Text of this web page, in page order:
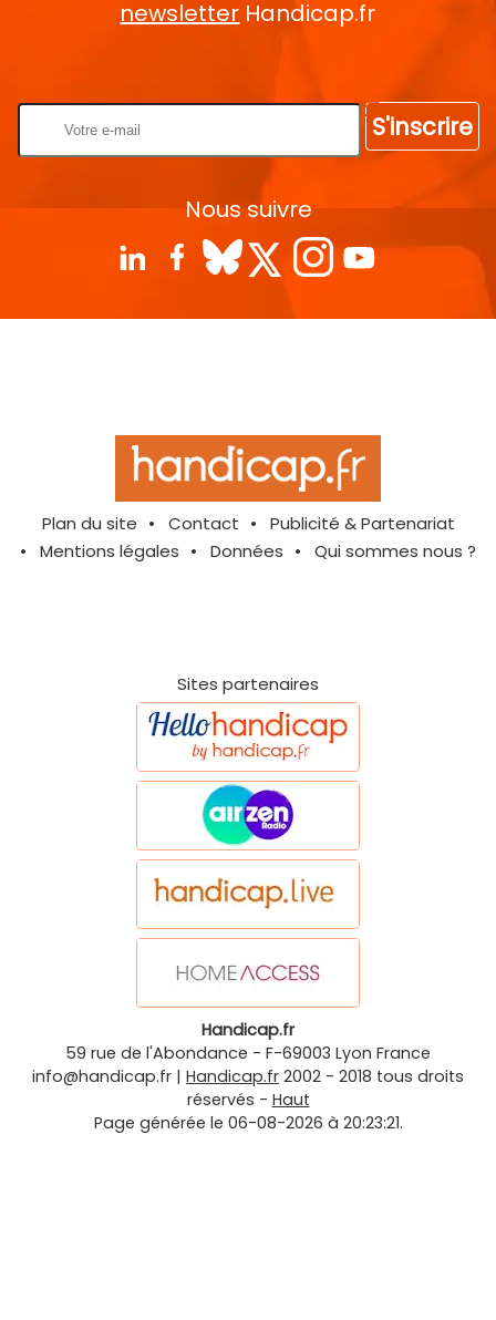
newsletter Handicap.fr
S'inscrire
Nous suivre
Plan du site Contact
Publicité & Partenariat
Mentions légales
Données Qui sommes nous ?
Sites partenaires
Handicap.fr
59 rue de l'Abondance - F-69003 Lyon France
info@handicap.fr | Handicap.fr 2002 - 2018 tous droits
réservés - Haut
Page générée le 06-08-2026 à 20:23:21.